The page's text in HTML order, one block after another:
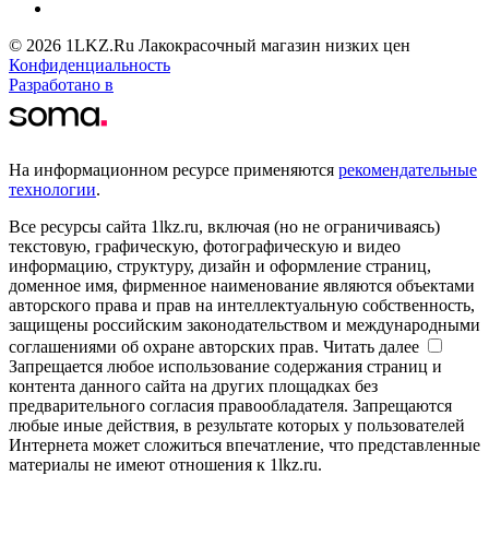
© 2026 1LKZ.Ru Лакокрасочный магазин низких цен
Конфиденциальность
Разработано в
На информационном ресурсе применяются рекомендательные
технологии.
Все ресурсы сайта 1lkz.ru, включая (но не ограничиваясь)
текстовую, графическую, фотографическую и видео
информацию, структуру, дизайн и оформление страниц,
доменное имя, фирменное наименование являются объектами
авторского права и прав на интеллектуальную собственность,
защищены российским законодательством и международными
соглашениями об охране авторских прав. Читать далее
Запрещается любое использование содержания страниц и
контента данного сайта на других площадках без
предварительного согласия правообладателя. Запрещаются
любые иные действия, в результате которых у пользователей
Интернета может сложиться впечатление, что представленные
материалы не имеют отношения к 1lkz.ru.